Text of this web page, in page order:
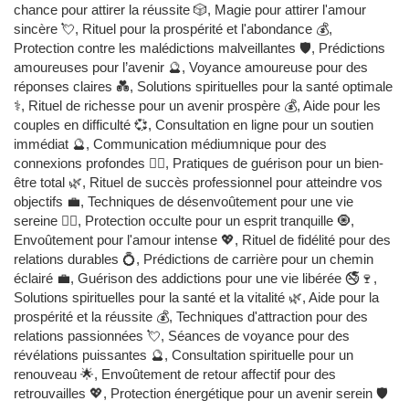
chance pour attirer la réussite 🎲, Magie pour attirer l'amour
sincère 💘, Rituel pour la prospérité et l'abondance 💰,
Protection contre les malédictions malveillantes 🛡️, Prédictions
amoureuses pour l’avenir 🔮, Voyance amoureuse pour des
réponses claires 💑, Solutions spirituelles pour la santé optimale
⚕️, Rituel de richesse pour un avenir prospère 💰, Aide pour les
couples en difficulté 💞, Consultation en ligne pour un soutien
immédiat 🔮, Communication médiumnique pour des
connexions profondes 🧙‍♂️, Pratiques de guérison pour un bien-
être total 🌿, Rituel de succès professionnel pour atteindre vos
objectifs 💼, Techniques de désenvoûtement pour une vie
sereine 🧙‍♂️, Protection occulte pour un esprit tranquille 🧿,
Envoûtement pour l'amour intense 💖, Rituel de fidélité pour des
relations durables 💍, Prédictions de carrière pour un chemin
éclairé 💼, Guérison des addictions pour une vie libérée 🚭🍷,
Solutions spirituelles pour la santé et la vitalité 🌿, Aide pour la
prospérité et la réussite 💰, Techniques d'attraction pour des
relations passionnées 💘, Séances de voyance pour des
révélations puissantes 🔮, Consultation spirituelle pour un
renouveau 🌟, Envoûtement de retour affectif pour des
retrouvailles 💖, Protection énergétique pour un avenir serein 🛡️